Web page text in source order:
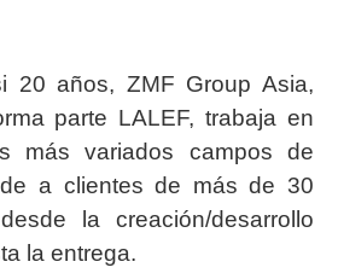
20 años, ZMF Group Asia,
parte LALEF, trabaja en
más variados campos de
a clientes de más de 30
la creación/desarrollo
la entrega.